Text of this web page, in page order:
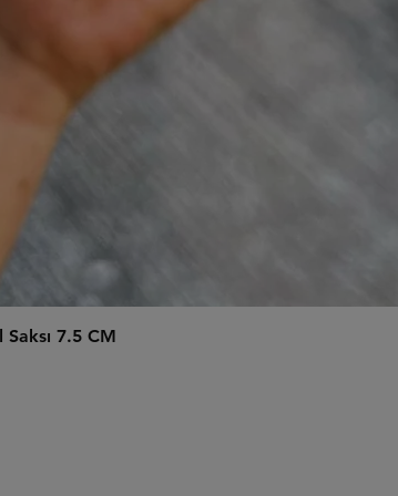
Hızlı Bakış
7.5 CM